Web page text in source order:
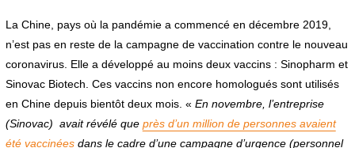
La Chine, pays où la pandémie a commencé en décembre 2019,
n’est pas en reste de la campagne de vaccination contre le nouveau
coronavirus. Elle a développé au moins deux vaccins : Sinopharm et
Sinovac Biotech. Ces vaccins non encore homologués sont utilisés
en Chine depuis bientôt deux mois. « En novembre, l’entreprise
(Sinovac) avait révélé que près d’un million de personnes avaient
été vaccinéesdans le cadre d’une campagne d’urgence (personnel